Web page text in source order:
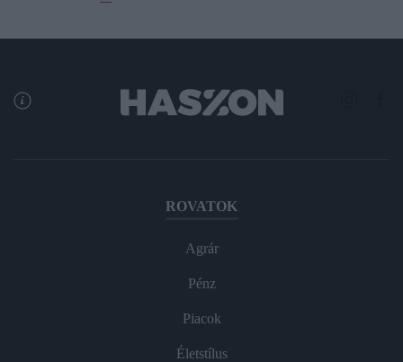
ROVATOK
Agrár
Pénz
Piacok
Életstílus